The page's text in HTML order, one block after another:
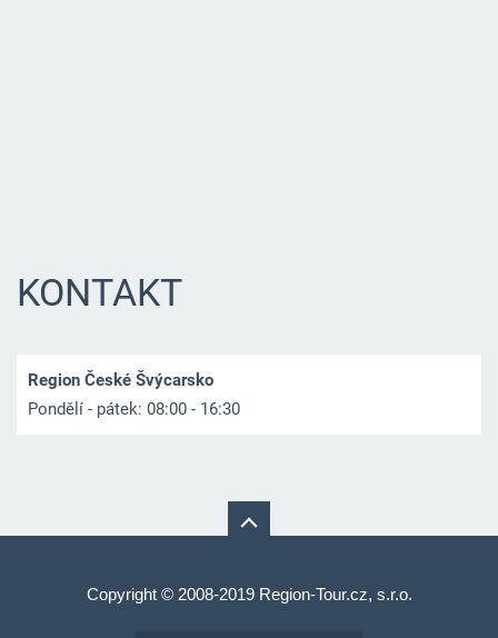
KONTAKT
Region České Švýcarsko
Pondělí - pátek: 08:00 - 16:30
Copyright © 2008-2019 Region-Tour.cz, s.r.o.